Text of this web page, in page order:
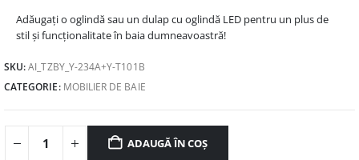
Adăugați o oglindă sau un dulap cu oglindă LED pentru un plus de
stil și funcționalitate în baia dumneavoastră!
SKU:AI_TZBY_Y-234A+Y-T101B
CATEGORIE: MOBILIER DE BAIE
ADAUGĂ ÎN COȘ